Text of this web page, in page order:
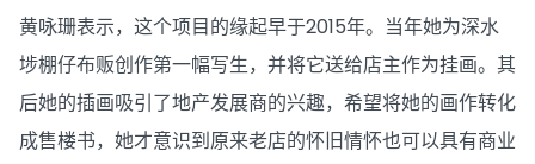
黄咏珊表示，这个项目的缘起早于2015年。当年她为深水
埗棚仔布贩创作第一幅写生，并将它送给店主作为挂画。其
后她的插画吸引了地产发展商的兴趣，希望将她的画作转化
成售楼书，她才意识到原来老店的怀旧情怀也可以具有商业